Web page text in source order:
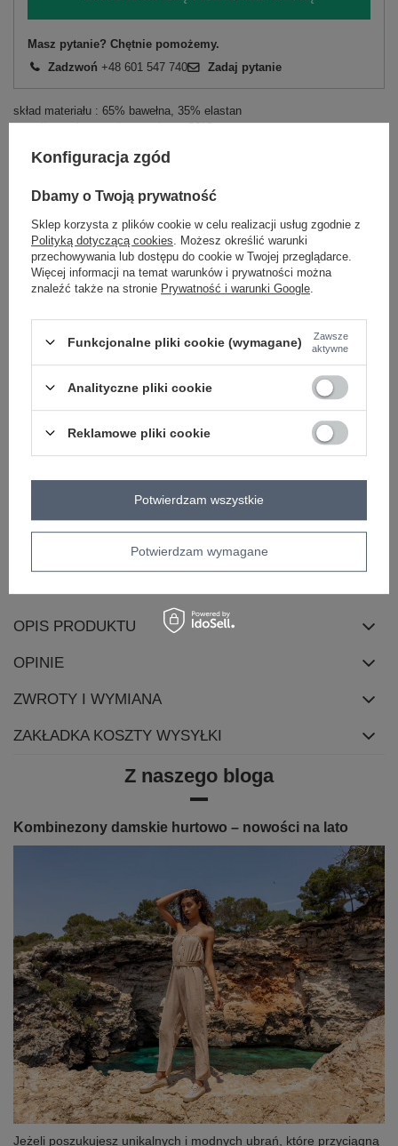
Masz pytanie? Chętnie pomożemy.
Zadzwoń +48 601 547 740 Zadaj pytanie
skład materiału : 65% bawełna, 35% elastan
sposób prania : pranie w pralce w 30°C
Kod produktu
LK-KMPL-509291.57
Marka
LAKERTA
casual
okazja
codzienne do pracy
wzór
dominujący
gładki
materiał
bawełna
kieszenie
boczne
skład materiału 65% bawełna 35% elastan
pranie w pralce w 30°C
OPIS PRODUKTU
OPINIE
ZWROTY I WYMIANA
ZAKŁADKA KOSZTY WYSYŁKI
Z naszego bloga
Kombinezony damskie hurtowo – nowości na lato
Jeżeli poszukujesz unikalnych i modnych ubrań, które przyciągną
Konfiguracja zgód
Dbamy o Twoją prywatność
Sklep korzysta z plików cookie w celu realizacji usług zgodnie z
Polityką dotyczącą cookies . Możesz określić warunki
przechowywania lub dostępu do cookie w Twojej przeglądarce.
Więcej informacji na temat warunków i prywatności można
znaleźć także na stronie Prywatność i warunki Google
Funkcjonalne pliki cookie (wymagane)
Zawsze
aktywne
Analityczne pliki cookie
Reklamowe pliki cookie
Potwierdzam wymagane
Potwierdzam wszystkie